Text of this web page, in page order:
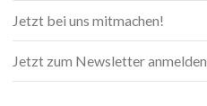
Jetzt bei uns mitmachen!
Jetzt zum Newsletter